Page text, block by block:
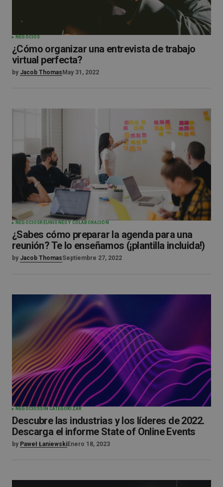
NEGOCIOS
¿Cómo organizar una entrevista de trabajo
virtual perfecta?
by Jacob Thomas May 31, 2022
NEGOCIOS REUNIONES Y COLABORACIÓN
¿Sabes cómo preparar la agenda para una
reunión? Te lo enseñamos (¡plantilla incluida!)
by Jacob ThomasSeptiembre 27, 2022
NEGOCIOSSIN CATEGORIZAR
Descubre las industrias y los líderes de 2022.
Descarga el informe State of Online Events
by Paweł ŁaniewskiEnero 18, 2023